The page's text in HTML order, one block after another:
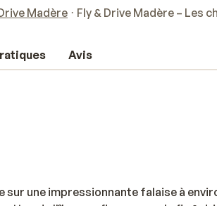
Madère Fly & Drive Madère – Les
Avis
sur une impressionnante falaise à